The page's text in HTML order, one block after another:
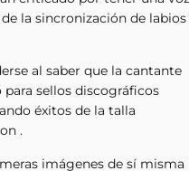
la sincronización de labios
al saber que la cantante
para sellos discográficos
éxitos de la talla
.
imágenes de sí misma